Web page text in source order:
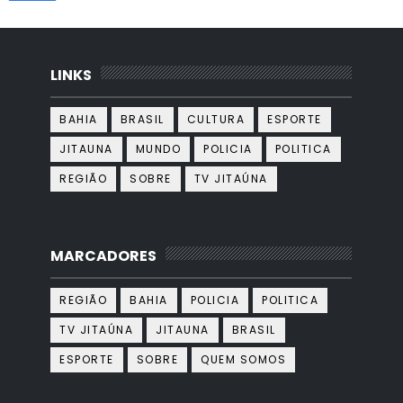
LINKS
BAHIA BRASIL CULTURA
ESPORTE
JITAUNA
MUNDO POLICIA
POLITICA
REGIÃO
SOBRE TV JITAÚNA
MARCADORES
REGIÃO BAHIA POLICIA
POLITICA
TV JITAÚNA
JITAUNA
BRASIL
ESPORTE
SOBRE QUEM SOMOS